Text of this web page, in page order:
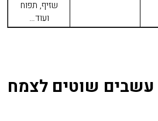
שזיף, תפוח
ועוד…
עשבים שוטים לצמח